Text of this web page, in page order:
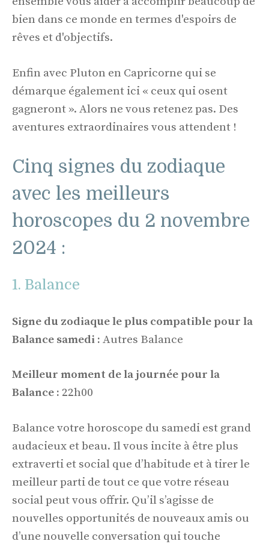
bien dans ce monde en termes d'espoirs de
rêves et d'objectifs.
Enfin avec Pluton en Capricorne qui se
démarque également ici « ceux qui osent
gagneront ». Alors ne vous retenez pas. Des
aventures extraordinaires vous attendent !
Cinq signes du zodiaque
avec les meilleurs
horoscopes du 2 novembre
2024 :
1. Balance
Signe du zodiaque le plus compatible pour la
Balance samedi : Autres Balance
Meilleur moment de la journée pour la
Balance : 22h00
Balance votre horoscope du samedi est grand
audacieux et beau. Il vous incite à être plus
extraverti et social que d’habitude et à tirer le
meilleur parti de tout ce que votre réseau
social peut vous offrir. Qu’il s’agisse de
nouvelles opportunités de nouveaux amis ou
d’une nouvelle conversation qui touche